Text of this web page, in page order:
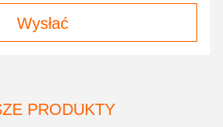
Wysłać
PRODUKTY